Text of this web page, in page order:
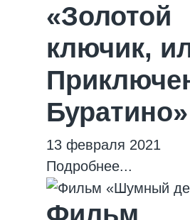
«Золотой
ключик,
Буратино»
13 февраля 2021
Подробнее...